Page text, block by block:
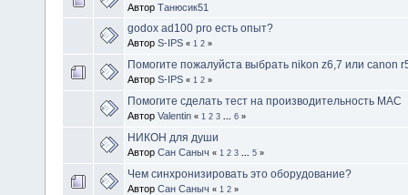
Автор Танюсик51
godox ad100 pro есть опыт?
Автор S-IPS « 1 2 »
Помогите пожалуйста выбрать nikon z6,7 или canon
Автор S-IPS « 1 2 »
Помогите сделать тест на производительность МАС
Автор Valentin « 1 2 3 6 »
НИКОН для души
Автор Сан Саныч « 1 2 3 5 »
Чем синхронизировать это оборудование?
Автор Сан Саныч « 1 2 »